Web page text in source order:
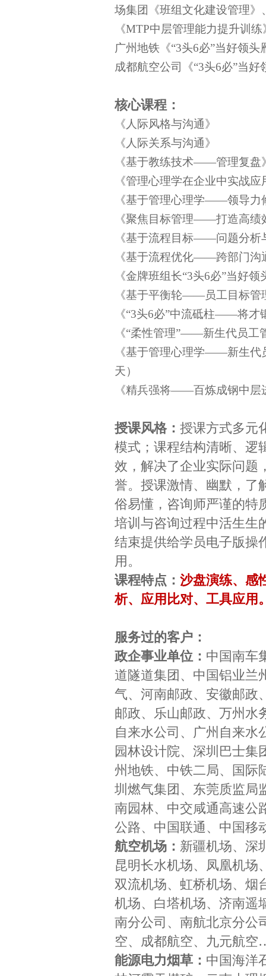
场集团《班组文化建设管理
《MTP中层管理能力提升训
广州地铁《“3头6必”当好领头
成都航空公司《“3头6必”当好
核心课程：
《人际风格与沟通》
《人际关系与沟通》
《基于教练技术——管理复盘
《管理心理学在企业中实战应
《基于管理心理学——领导力
《聚焦目标管理——打造高绩
《基于流程目标——问题分析
《基于流程优化——跨部门沟
《金牌班组长“3头6必”当好领
《基于平衡轮——员工目标管
《“3头6必”中流砥柱——将才
《“柔性管理”——新生代员工
《基于管理心理学——新生代
天）
《精兵强将——百炼成钢中层
授课风格： 授课方式多元
模式；课程结构清晰、逻
效，解决了企业实际问题
誉。授课激情、幽默，了
俗易懂，咨询师严谨的特
培训与咨询过程中活生生
结束提供给学员电子版操
用。
课程特点： 沙盘演练、感
析、应用比对、工具应用
服务过的客户：
政企事业单位： 中国南车
道隧道集团、中国铝业兰
气、河南邮政、安徽邮政
邮政、乐山邮政、万州水
自来水公司、广州自来水
园林设计院、深圳巴士集
州地铁、中铁二局、国际
圳燃气集团、东莞质监局
南园林、中交咸通高速公
公路、中国联通、中国
航空机场： 新疆机场、深
昆明长水机场、凤凰机场
双流机场、虹桥机场、烟
机场、白塔机场、济南遥
南分公司、南航北京分公
空、成都航空、九元航
能源电力烟草： 中国海洋